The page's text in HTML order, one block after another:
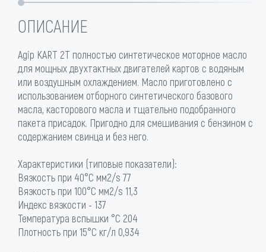
ОПИСАНИЕ
Agip KART 2T полностью синтетическое моторное масло
для мощных двухтактных двигателей картов с водяным
или воздушным охлаждением. Масло приготовлено с
использованием отборного синтетического базового
масла, касторового масла и тщательно подобранного
пакета присадок. Пригодно для смешивания с бензином с
содержанием свинца и без него.
Характеристики (типовые показатели):
Вязкость при 40°C мм2/s 77
Вязкость при 100°C мм2/s 11,3
Индекс вязкости - 137
Температура вспышки °C 204
Плотность при 15°C кг/л 0,934